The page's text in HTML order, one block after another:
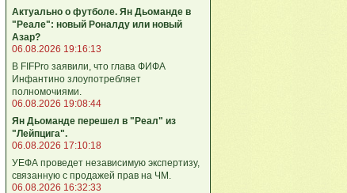
Актуально о футболе. Ян Дьоманде в
"Реале": новый Роналду или новый
Азар?
06.08.2026 19:16:13
В FIFPro заявили, что глава ФИФА
Инфантино злоупотребляет
полномочиями.
06.08.2026 19:08:44
Ян Дьоманде перешел в "Реал" из
"Лейпцига".
06.08.2026 17:10:18
УЕФА проведет независимую экспертизу,
связанную с продажей прав на ЧМ.
06.08.2026 16:32:33